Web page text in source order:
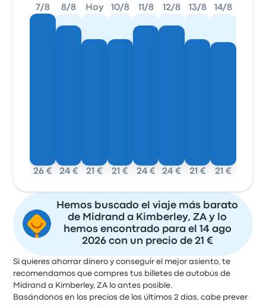
7/8
26 €
8/8
24 €
Hoy
21 €
10/8
21 €
11/8
24 €
12/8
24 €
13/8
21 €
14/8
21 €
Hemos buscado el viaje más barato
de Midrand a Kimberley, ZA y lo
hemos encontrado para el 14 ago
2026 con un precio de 21 €
Si quieres ahorrar dinero y conseguir el mejor asiento, te
recomendamos que compres tus billetes de autobús de
Midrand a Kimberley, ZA lo antes posible.
Basándonos en los precios de los últimos 2 días, cabe prever